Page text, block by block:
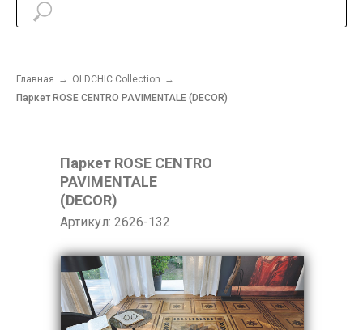
Главная → OLDCHIC Collection →
Паркет ROSE CENTRO PAVIMENTALE (DECOR)
Паркет ROSE CENTRO
PAVIMENTALE
(DECOR)
Артикул: 2626-132